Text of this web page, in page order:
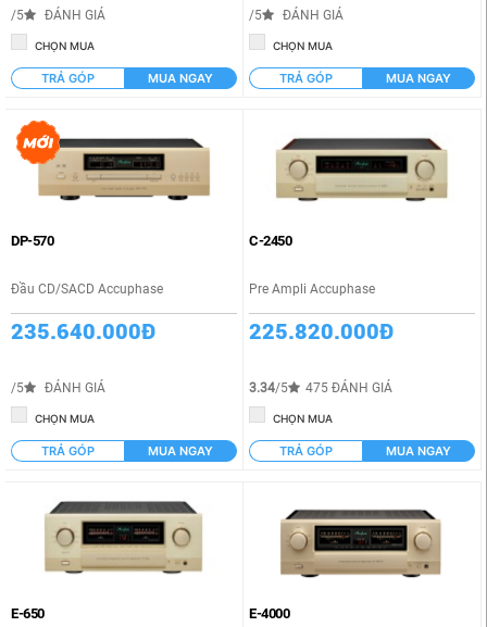
/5 ĐÁNH GIÁ
CHỌN MUA
TRẢ GÓP MUA NGAY
/5 ĐÁNH GIÁ
CHỌN MUA
TRẢ GÓP MUA NGAY
DP-570
Đầu CD/SACD Accuphase
235.640.000Đ
/5 ĐÁNH GIÁ
CHỌN MUA
TRẢ GÓP MUA NGAY
C-2450
Pre Ampli Accuphase
225.820.000Đ
3.34/5 475 ĐÁNH GIÁ
CHỌN MUA
TRẢ GÓP MUA NGAY
E-650 E-4000